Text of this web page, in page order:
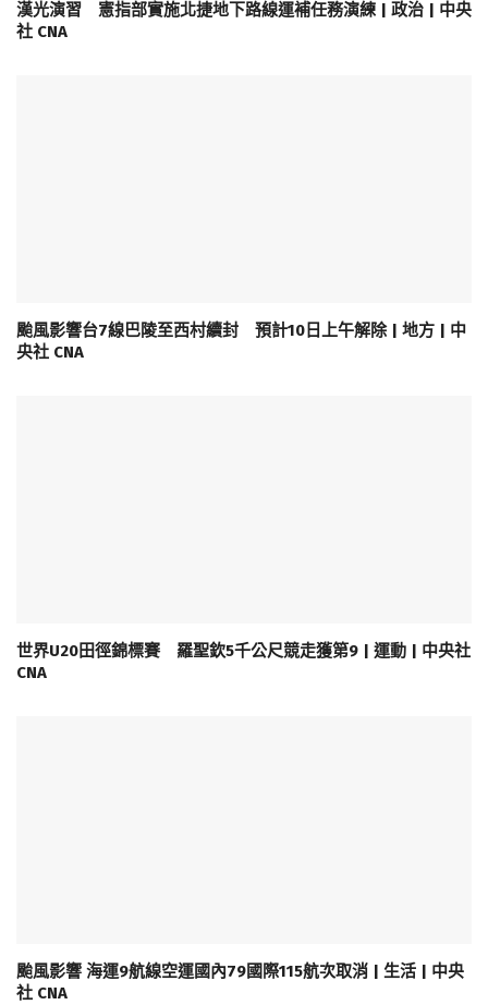
漢光演習 憲指部實施北捷地下路線運補任務演練 | 政治 | 中央
社 CNA
颱風影響台7線巴陵至西村續封 預計10日上午解除 | 地方 | 中
央社 CNA
世界U20田徑錦標賽 羅聖欽5千公尺競走獲第9 | 運動 | 中央社
CNA
颱風影響 海運9航線空運國內79國際115航次取消 | 生活 | 中央
社 CNA